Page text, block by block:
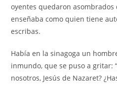
oyentes quedaron asombrados
enseñaba como quien tiene
escribas.
Había en la sinagoga un
inmundo, que se puso a gritar:
nosotros, Jesús de Nazaret?